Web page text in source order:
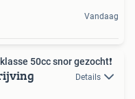
Vandaag
50cc snor gezocht❗️
Details